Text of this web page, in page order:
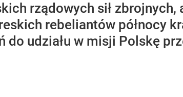
rządowych sił zbrojnych,
rebeliantów północy
do udziału w misji Polskę